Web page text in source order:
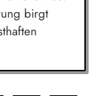
birgt